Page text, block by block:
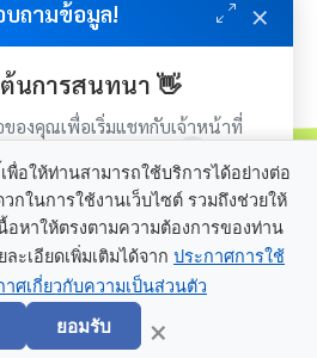
พื่อให้ท่านสามารถใช้บริการได้อย่างต่อ
กในการใช้งานเว็บไซต์ รวมถึงช่วยให้
อหาให้ตรงตามความต้องการของท่าน
ะเอียดเพิ่มเติมได้จาก ประกาศการใช้
าศเกี่ยวกับความเป็นส่วนตัว
ยอมรับ ×
บถามข้อมูล! ×
ต้นการสนทนา 👋
องคุณเพื่อเริ่มแชทกับเจ้าหน้าที่
เริ่มแชท
งพาตนเอง พอเพียง เป็นสุข
บเรา ติดต่อเรา